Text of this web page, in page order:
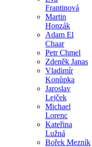
Frantinová
Martin
Honzák
Adam El
Chaar
Petr Chmel
Zdeněk Janas
Vladimír
Konůpka
Jaroslav
Lejček
Michael
Lorenc
Kateřina
Lužná
Bořek Mezník